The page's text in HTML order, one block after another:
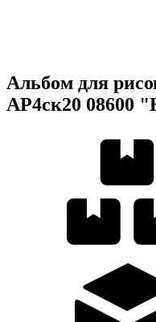
Альбом для
АР4ск20 08600